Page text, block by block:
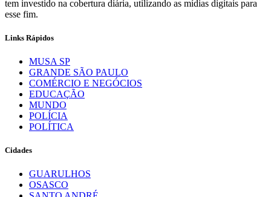
tem investido na cobertura diária, utilizando as mídias digitais para
esse fim.
Links Rápidos
MUSA SP
GRANDE SÃO PAULO
COMÉRCIO E NEGÓCIOS
EDUCAÇÃO
MUNDO
POLÍCIA
POLÍTICA
Cidades
GUARULHOS
OSASCO